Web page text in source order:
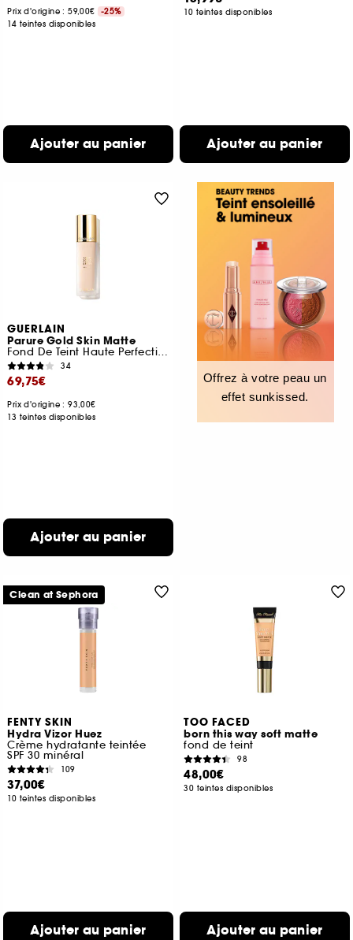
Prix d'origine : 59,00€
-25%
14 teintes disponibles
Ajouter au panier
10 teintes disponibles
Ajouter au panier
GUERLAIN
Parure Gold Skin Matte
Fond De Teint Haute Perfection Sans Transfert
34
69,75€
Prix d'origine : 93,00€
13 teintes disponibles
Ajouter au panier
Offrez à votre peau un
effet sunkissed.
FENTY SKIN
Hydra Vizor Huez
Crème hydratante teintée
SPF 30 minéral
109
37,00€
10 teintes disponibles
Ajouter au panier
Clean at Sephora
TOO FACED
born this way soft matte
fond de teint
98
48,00€
30 teintes disponibles
Ajouter au panier